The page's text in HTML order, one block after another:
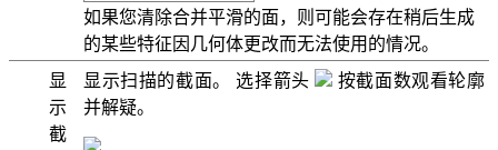
如果您清除合并平滑的面，则可能会存在稍后生成
的某些特征因几何体更改而无法使用的情况。
显
示
截
显示扫描的截面。 选择箭头 按截面数观看轮廓
并解疑。